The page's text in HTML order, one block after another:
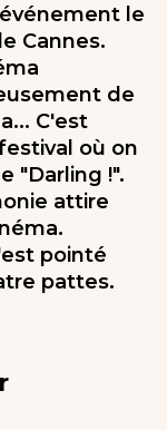
le
Cannes.
de
C'est
où on
"Darling !".
attire
pointé
pattes.